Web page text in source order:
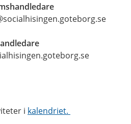
i kalendriet.